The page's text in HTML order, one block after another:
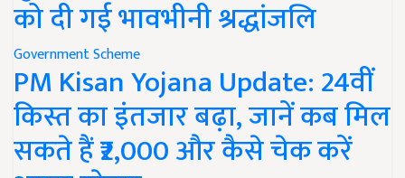
को दी गई भावभीनी श्रद्धांजलि
Government Scheme
PM Kisan Yojana Update: 24वीं
किस्त का इंतजार बढ़ा, जानें कब मिल
सकते हैं ₹2,000 और कैसे चेक करें